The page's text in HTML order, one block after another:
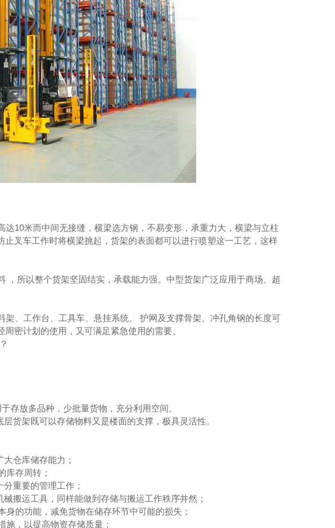
10米而中间无接缝，横梁选方钢，不易变形，承重力大，横梁与立柱
叉车工作时将横梁挑起，货架的表面都可以进行喷塑这一工艺，这样
所以整个货架坚固结实，承载能力强。中型货架广泛应用于商场、超
、工作台、工具车、悬挂系统、 护网及支撑骨架。冲孔角钢的长度可
密计划的使用，又可满足紧急使用的需要。
存放多品种，少批量货物，充分利用空间。
货架既可以存储物料又是楼面的支撑，极具灵活性。
仓库储存能力；
库存周转；
重要的管理工作；
搬运工具，同样能做到存储与搬运工作秩序井然；
的功能，减免货物在储存环节中可能的损失；
，以提高物资存储质量；